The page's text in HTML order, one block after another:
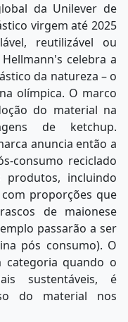
da Unilever de
virgem até 2025
reutilizável ou
celebra a
da natureza – o
olímpica. O marco
do material na
de ketchup.
anuncia então a
consumo reciclado
incluindo
proporções que
de maionese
passarão a ser
pós consumo). O
categoria quando o
sustentáveis, é
do material nos